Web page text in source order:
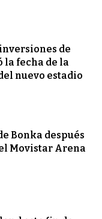
de
la fecha de la
nuevo estadio
Bonka después
Movistar Arena